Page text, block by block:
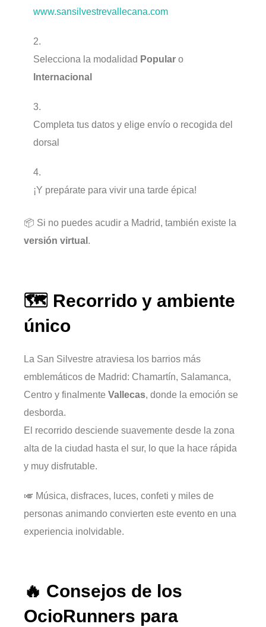
www.sansilvestrevallecana.com
Selecciona la modalidad Popular o
Internacional
Completa tus datos y elige envío o recogida del
dorsal
¡Y prepárate para vivir una tarde épica!
📦 Si no puedes acudir a Madrid, también existe la
versión virtual .
🗺️ Recorrido y ambiente
único
La San Silvestre atraviesa los barrios más
emblemáticos de Madrid: Chamartín, Salamanca,
Centro y finalmente Vallecas, donde la emoción se
desborda.
El recorrido desciende suavemente desde la zona
alta de la ciudad hasta el sur, lo que la hace rápida
y muy disfrutable.
🎺 Música, disfraces, luces, confeti y miles de
personas animando convierten este evento en una
experiencia inolvidable.
🔥 Consejos de los
OcioRunners para